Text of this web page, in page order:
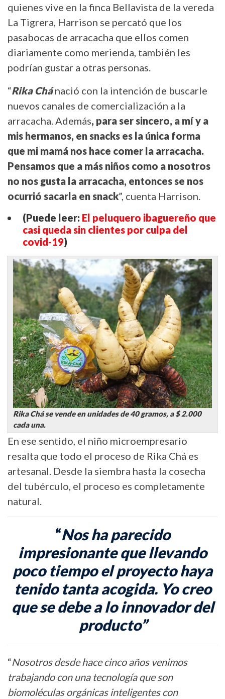
quienes vive en la finca Bellavista de la vereda
La Tigrera, Harrison se percató que los
pasabocas de arracacha que ellos comen
diariamente como merienda, también les
podrían gustar a otras personas.
“Rika Chánació con la intención de buscarle
nuevos canales de comercialización a la
arracacha. Además, para ser sincero, a mí y a
mis hermanos, en snacks es la única forma
que mi mamá nos hace comer la arracacha.
Pensamos que a más niños como a nosotros
no nos gusta la arracacha, entonces se nos
ocurrió sacarla en snack”, cuenta Harrison.
(Puede leer: El peluquero ibaguereño que
casi queda sin clientes por culpa del
covid-19)
Rika Chá se vende en unidades de 40 gramos, a $ 2.000
cada una.
En ese sentido, el niño microempresario
resalta que todo el proceso de Rika Chá es
artesanal. Desde la siembra hasta la cosecha
del tubérculo, el proceso es completamente
natural.
“Nos ha parecido
impresionante que llevando
poco tiempo el proyecto haya
tenido tanta acogida. Yo creo
que se debe a lo innovador del
producto”
“Nosotros desde hace cinco años venimos
trabajando con una tecnología que son
biomoléculas orgánicas inteligentes con